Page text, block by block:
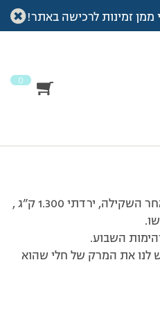
זמינות לרכישה באתר!
0
לפורום המקסים הזה!!!!
ירדתי 1.300 ק”ג ,
השבוע.
לנו את המרק של חלי שהוא